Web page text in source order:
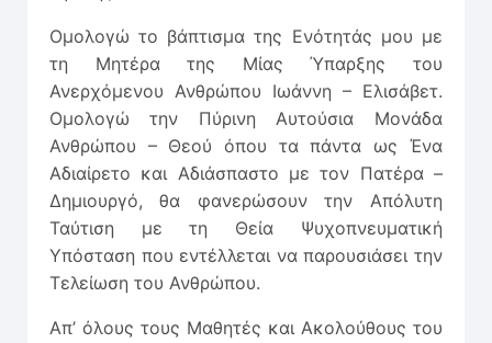
Ομολογώ το βάπτισμα της Ενότητάς μου με
τη Μητέρα της Μίας Ύπαρξης του
Ανερχόμενου Ανθρώπου Ιωάννη – Ελισάβετ.
Ομολογώ την Πύρινη Αυτούσια Μονάδα
Ανθρώπου – Θεού όπου τα πάντα ως Ένα
Αδιαίρετο και Αδιάσπαστο με τον Πατέρα –
Δημιουργό, θα φανερώσουν την Απόλυτη
Ταύτιση με τη Θεία Ψυχοπνευματική
Υπόσταση που εντέλλεται να παρουσιάσει την
Τελείωση του Ανθρώπου.
Απ’ όλους τους Μαθητές και Ακολούθους του